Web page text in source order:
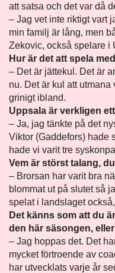
att satsa och det var då
– Jag vet inte riktigt vart
min familj är lång, men
Zekovic, också spelare i
Hur är det att spela
– Det är jättekul. Det är
nu. Det är kul att
grinigt ibland.
Uppsala är verkligen
– Ja, jag tänkte på det
Viktor (Gaddefors) hade
hade vi varit tre
Vem är störst talang,
– Brorsan har varit bra
blommat ut på slutet så
spelat i landslaget
Det känns som att du
den här säsongen,
– Jag hoppas det. Det
mycket förtroende av
har utvecklats varje år